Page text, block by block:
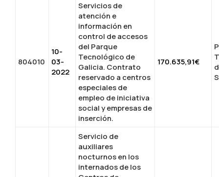
804010
10-
03-
2022
Servicios de
atención e
información en
control de accesos
del Parque
Tecnológico de
Galicia. Contrato
reservado a centros
especiales de
empleo de iniciativa
social y empresas de
inserción.
170.635,91€
Servicio de
auxiliares
nocturnos en los
internados de los